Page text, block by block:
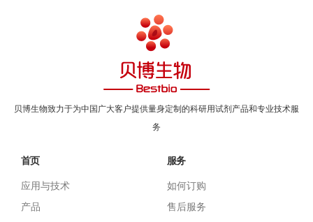
贝博生物致力于为中国广大客户提供量身定制的科研用试剂产品和专业技术服
务
首页
应用与技术
产品
服务
如何订购
售后服务